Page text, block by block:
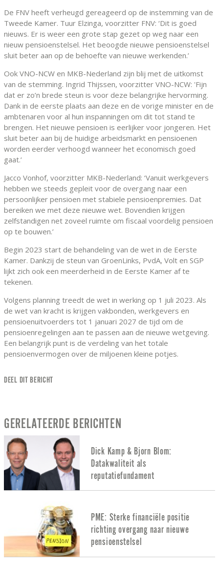
De FNV heeft verheugd gereageerd op de instemming van de
Tweede Kamer. Tuur Elzinga, voorzitter FNV: ‘Dit is goed
nieuws. Er is weer een grote stap gezet op weg naar een
nieuw pensioenstelsel. Het beoogde nieuwe pensioenstelsel
sluit beter aan op de behoefte van nieuwe werkenden.’
Ook VNO-NCW en MKB-Nederland zijn blij met de uitkomst
van de stemming. Ingrid Thijssen, voorzitter VNO-NCW: 'Fijn
dat er zo’n brede steun is voor deze belangrijke hervorming.
Dank in de eerste plaats aan deze en de vorige minister en de
ambtenaren voor al hun inspanningen om dit tot stand te
brengen. Het nieuwe pensioen is eerlijker voor jongeren. Het
sluit beter aan bij de huidige arbeidsmarkt en pensioenen
worden eerder verhoogd wanneer het economisch goed
gaat.’
Jacco Vonhof, voorzitter MKB-Nederland: ‘Vanuit werkgevers
hebben we steeds gepleit voor de overgang naar een
persoonlijker pensioen met stabiele pensioenpremies. Dat
bereiken we met deze nieuwe wet. Bovendien krijgen
zelfstandigen net zoveel ruimte om fiscaal voordelig pensioen
op te bouwen.’
Begin 2023 start de behandeling van de wet in de Eerste
Kamer. Dankzij de steun van GroenLinks, PvdA, Volt en SGP
lijkt zich ook een meerderheid in de Eerste Kamer af te
tekenen.
Volgens planning treedt de wet in werking op 1 juli 2023. Als
de wet van kracht is krijgen vakbonden, werkgevers en
pensioenuitvoerders tot 1 januari 2027 de tijd om de
pensioenregelingen aan te passen aan de nieuwe wetgeving.
Een belangrijk punt is de verdeling van het totale
pensioenvermogen over de miljoenen kleine potjes.
DEEL DIT BERICHT
GERELATEERDE BERICHTEN
Dick Kamp & Bjorn Blom:
Datakwaliteit als
reputatiefundament
PME: Sterke financiële positie
richting overgang naar nieuwe
pensioenstelsel